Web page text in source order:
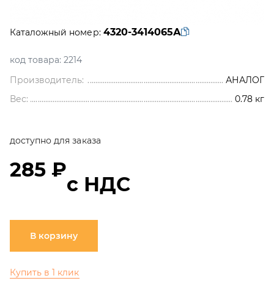
Каталожный номер: 4320-3414065А
код товара: 2214
Производитель:
АНАЛОГ
Вес:
0.78 кг
доступно для заказа
285 ₽
с НДС
В корзину
Купить в 1 клик